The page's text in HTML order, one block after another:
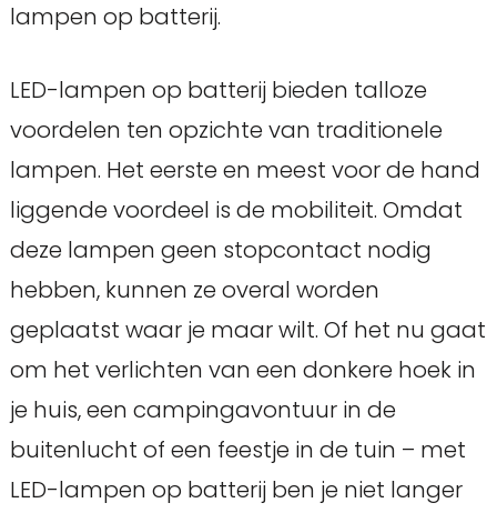
lampen op batterij.
LED-lampen op batterij bieden talloze
voordelen ten opzichte van traditionele
lampen. Het eerste en meest voor de hand
liggende voordeel is de mobiliteit. Omdat
deze lampen geen stopcontact nodig
hebben, kunnen ze overal worden
geplaatst waar je maar wilt. Of het nu gaat
om het verlichten van een donkere hoek in
je huis, een campingavontuur in de
buitenlucht of een feestje in de tuin – met
LED-lampen op batterij ben je niet langer